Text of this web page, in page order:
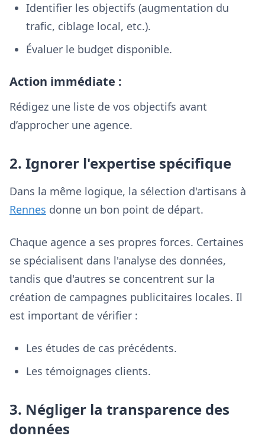
Identifier les objectifs (augmentation du
trafic, ciblage local, etc.).
Évaluer le budget disponible.
Action immédiate :
Rédigez une liste de vos objectifs avant
d’approcher une agence.
2. Ignorer l'expertise spécifique
Dans la même logique, la sélection d'artisans à
Rennes donne un bon point de départ.
Chaque agence a ses propres forces. Certaines
se spécialisent dans l'analyse des données,
tandis que d'autres se concentrent sur la
création de campagnes publicitaires locales. Il
est important de vérifier :
Les études de cas précédents.
Les témoignages clients.
3. Négliger la transparence des
données